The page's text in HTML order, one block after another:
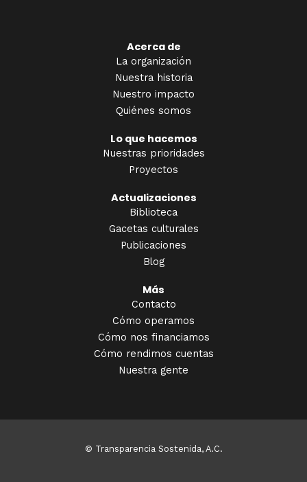
Acerca de
La organización
Nuestra historia
Nuestro impacto
Quiénes somos
Lo que hacemos
Nuestras prioridades
Proyectos
Actualizaciones
Biblioteca
Gacetas culturales
Publicaciones
Blog
Más
Contacto
Cómo operamos
Cómo nos financiamos
Cómo rendimos cuentas
Nuestra gente
© Transparencia Sostenida, A.C.